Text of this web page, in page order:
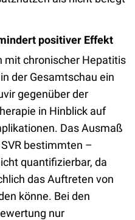
positiver Effekt
mit chronischer Hepatitis
der Gesamtschau ein
gegenüber der
in Hinblick auf
Das Ausmaß
bestimmten –
quantifizierbar, da
das Auftreten von
könne. Bei den
nur